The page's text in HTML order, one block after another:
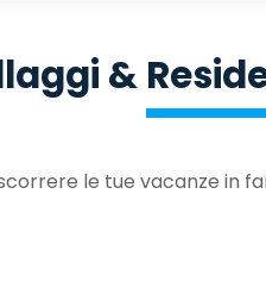
&
le tue vacanze